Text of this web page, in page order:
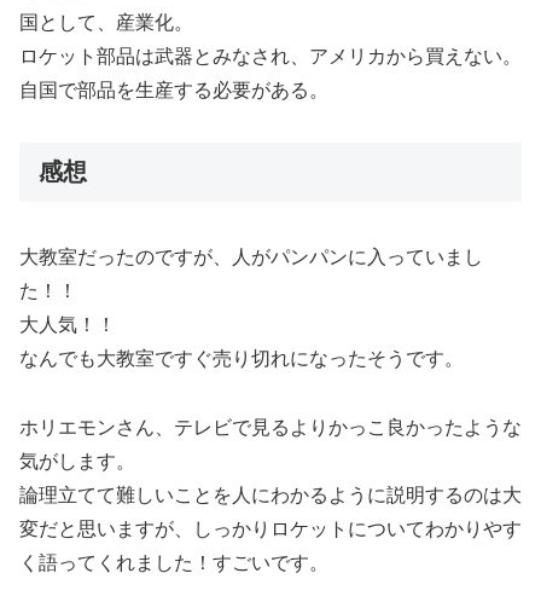
国として、産業化。
ロケット部品は武器とみなされ、アメリカから買えない。
自国で部品を生産する必要がある。
感想
大教室だったのですが、人がパンパンに入っていまし
た！！
大人気！！
なんでも大教室ですぐ売り切れになったそうです。
ホリエモンさん、テレビで見るよりかっこ良かったような
気がします。
論理立てて難しいことを人にわかるように説明するのは大
変だと思いますが、しっかりロケットについてわかりやす
く語ってくれました！すごいです。